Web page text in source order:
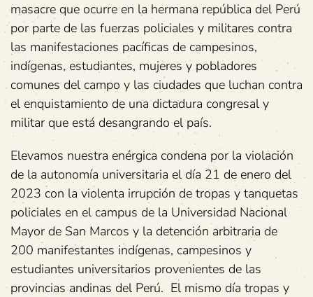
masacre que ocurre en la hermana república del Perú
por parte de las fuerzas policiales y militares contra
las manifestaciones pacíficas de campesinos,
indígenas, estudiantes, mujeres y pobladores
comunes del campo y las ciudades que luchan contra
el enquistamiento de una dictadura congresal y
militar que está desangrando el país.
Elevamos nuestra enérgica condena por la violación
de la autonomía universitaria el día 21 de enero del
2023 con la violenta irrupción de tropas y tanquetas
policiales en el campus de la Universidad Nacional
Mayor de San Marcos y la detención arbitraria de
200 manifestantes indígenas, campesinos y
estudiantes universitarios provenientes de las
provincias andinas del Perú. El mismo día tropas y